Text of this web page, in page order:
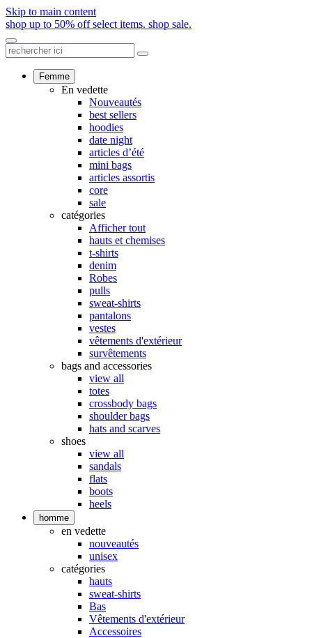
Skip to main content
shop up to 50% off select items. shop sale.
Femme
En vedette
Nouveautés
best sellers
hoodies
date night
articles d’été
mini bags
articles assortis
core
sale
catégories
Afficher tout
hauts et chemises
t-shirts
denim
Robes
pulls
sweat-shirts
pantalons
vestes
vêtements d'extérieur
survêtements
bags and accessories
view all
totes
crossbody bags
shoulder bags
hats and scarves
shoes
view all
sandals
flats
boots
heels
homme
en vedette
nouveautés
unisex
catégories
hauts
sweat-shirts
Bas
Vêtements d'extérieur
Accessoires